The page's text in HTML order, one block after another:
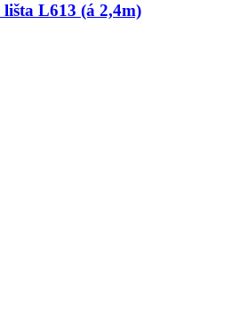
L613 (á 2,4m)